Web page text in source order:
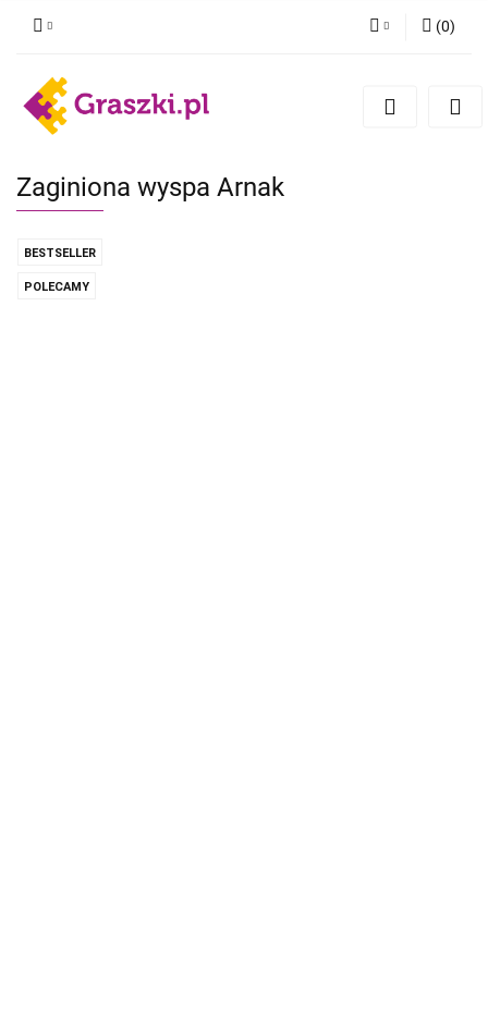
Zarejestruj się
(0)
Zaginiona wyspa Arnak
BESTSELLER
POLECAMY